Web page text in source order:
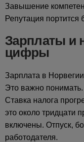
Завышение
Репутация портится
Зарплаты и
цифры
Зарплата в
Это важно
Ставка налога
это около тридцати
включены. Отпуск,
работодателя.